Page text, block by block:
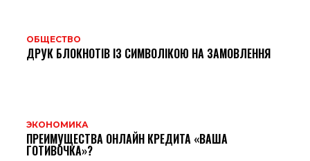
ОБЩЕСТВО
ДРУК БЛОКНОТІВ ІЗ СИМВОЛІКОЮ НА ЗАМОВЛЕННЯ
ЭКОНОМИКА
ПРЕИМУЩЕСТВА ОНЛАЙН КРЕДИТА «ВАША
ГОТИВОЧКА»?